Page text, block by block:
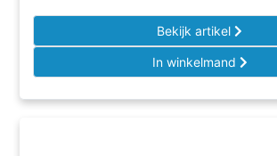
Bekijk artikel
In winkelmand